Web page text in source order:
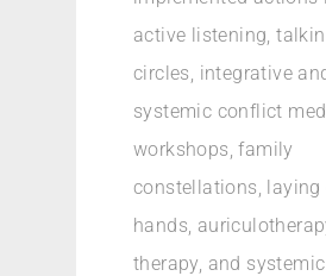
active listening,
circles, integrative
systemic conflict
workshops, family
constellations, laying
hands,
therapy, and